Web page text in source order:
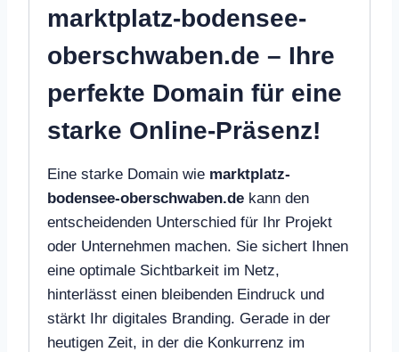
marktplatz-bodensee-
oberschwaben.de – Ihre
perfekte Domain für eine
starke Online-Präsenz!
Eine starke Domain wie marktplatz-
bodensee-oberschwaben.de kann den
entscheidenden Unterschied für Ihr Projekt
oder Unternehmen machen. Sie sichert Ihnen
eine optimale Sichtbarkeit im Netz,
hinterlässt einen bleibenden Eindruck und
stärkt Ihr digitales Branding. Gerade in der
heutigen Zeit, in der die Konkurrenz im